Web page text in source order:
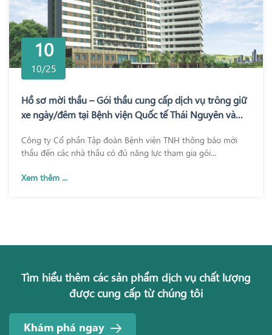
10
10/25
Hồ sơ mời thầu – Gói thầu cung cấp dịch vụ trông giữ
xe ngày/đêm tại Bệnh viện Quốc tế Thái Nguyên và
Công ty Cổ phần Tập đoàn Bệnh viện TNH thông báo mời
thầu đến các nhà thầu có đủ năng lực tham gia gói...
Xem thêm ...
Tìm hiểu thêm các sản phẩm dịch vụ chất lượng
được cung cấp từ chúng tôi
Khám phá ngay